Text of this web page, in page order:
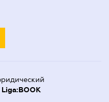
Liga:BOOK